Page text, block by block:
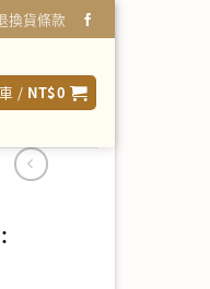
換貨條款
/ NT$0